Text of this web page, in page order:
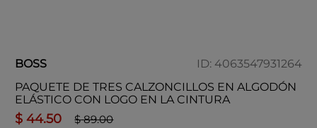
BOSS ID: 4063547931264
PAQUETE DE TRES CALZONCILLOS EN ALGODÓN
ELÁSTICO CON LOGO EN LA CINTURA
$ 44.50 $ 89.00